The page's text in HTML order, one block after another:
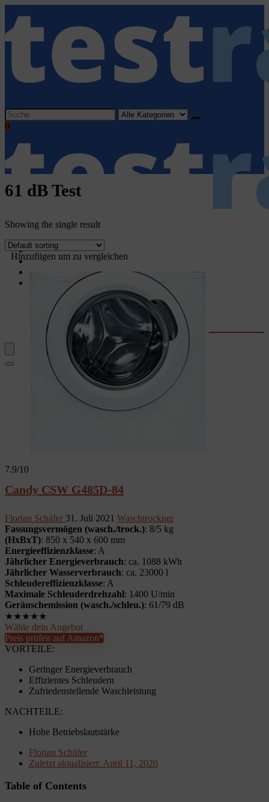
Search
for:
0
Home
Haushaltsgeräte
Rechner & Tools
Waschtrockner-Stromkosten
Kaffee-Kosten
Wassersprudler
Fernseher-Größe
61 dB Test
Showing the single result
Hinzufügen um zu vergleichen
7.9/10
Candy CSW G485D-84
Florian Schäfer 31. Juli 2021 Waschtrockner
Fassungsvermögen (wasch./trock.): 8/5 kg
(HxBxT): 850 x 540 x 600 mm
Energieeffizienzklasse: A
Jährlicher Energieverbrauch: ca. 1088 kWh
Jährlicher Wasserverbrauch: ca. 23000 l
Schleudereffizienzklasse: A
Maximale Schleuderdrehzahl: 1400 U/min
Geräuschemission (wasch./schleu.): 61/79 dB
★★★★★
Wähle dein Angebot
Preis prüfen auf Amazon*
VORTEILE:
Geringer Energieverbrauch
Effizientes Schleudern
Zufriedenstellende Waschleistung
NACHTEILE:
Hohe Betriebslautstärke
Florian Schäfer
Zuletzt aktualisiert: April 11, 2020
Table of Contents